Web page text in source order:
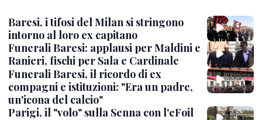
Baresi, i tifosi del Milan si stringono
intorno al loro ex capitano
Funerali Baresi: applausi per Maldini e
Ranieri, fischi per Sala e Cardinale
Funerali Baresi, il ricordo di ex
compagni e istituzioni: "Era un padre,
un'icona del calcio"
Parigi, il "volo" sulla Senna con l'eFoil